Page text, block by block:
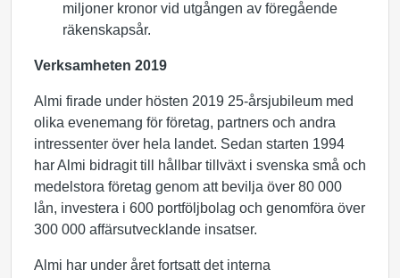
miljoner kronor vid utgången av föregående
räkenskapsår.
Verksamheten 2019
Almi firade under hösten 2019 25-årsjubileum med
olika evenemang för företag, partners och andra
intressenter över hela landet. Sedan starten 1994
har Almi bidragit till hållbar tillväxt i svenska små och
medelstora företag genom att bevilja över 80 000
lån, investera i 600 portföljbolag och genomföra över
300 000 affärsutvecklande insatser.
Almi har under året fortsatt det interna